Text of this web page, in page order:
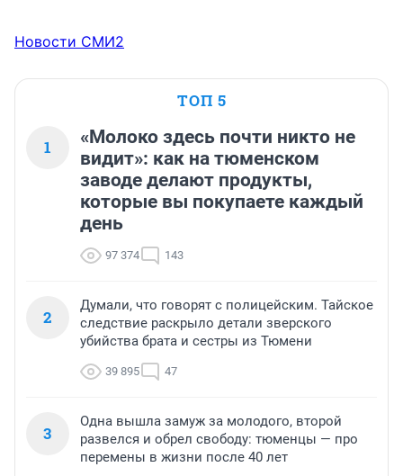
Новости СМИ2
ТОП 5
1
«Молоко здесь почти никто не
видит»: как на тюменском
заводе делают продукты,
которые вы покупаете каждый
день
97 374 143
2
Думали, что говорят с полицейским. Тайское
следствие раскрыло детали зверского
убийства брата и сестры из Тюмени
39 895 47
3
Одна вышла замуж за молодого, второй
развелся и обрел свободу: тюменцы — про
перемены в жизни после 40 лет